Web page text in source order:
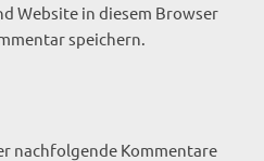
Website in diesem Browser
speichern.
nachfolgende Kommentare